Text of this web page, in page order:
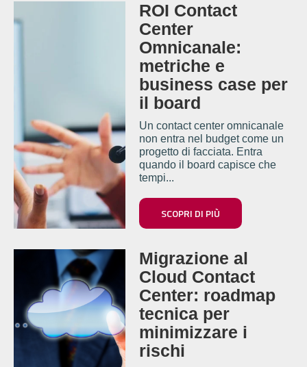
ROI Contact
Center
Omnicanale:
metriche e
business case per
il board
Un contact center omnicanale
non entra nel budget come un
progetto di facciata. Entra
quando il board capisce che
tempi...
SCOPRI DI PIÙ
Migrazione al
Cloud Contact
Center: roadmap
tecnica per
minimizzare i
rischi